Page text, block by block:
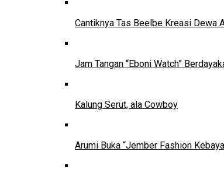
Cantiknya Tas Beelbe Kreasi Dewa
Jam Tangan “Eboni Watch”
Kalung Serut, ala Cowboy
Arumi Buka “Jember Fashion